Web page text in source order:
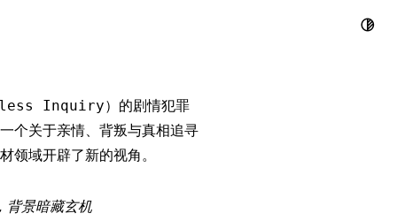
Inquiry）的剧情犯罪
个关于亲情、背叛与真相追寻
领域开辟了新的视角。
背景暗藏玄机